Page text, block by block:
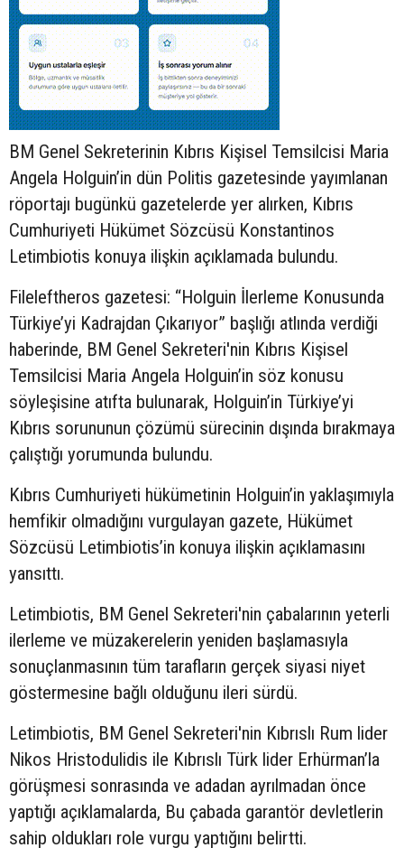
BM Genel Sekreterinin Kıbrıs Kişisel Temsilcisi Maria
Angela Holguin’in dün Politis gazetesinde yayımlanan
röportajı bugünkü gazetelerde yer alırken, Kıbrıs
Cumhuriyeti Hükümet Sözcüsü Konstantinos
Letimbiotis konuya ilişkin açıklamada bulundu.
Fileleftheros gazetesi: “Holguin İlerleme Konusunda
Türkiye’yi Kadrajdan Çıkarıyor” başlığı atlında verdiği
haberinde, BM Genel Sekreteri'nin Kıbrıs Kişisel
Temsilcisi Maria Angela Holguin’in söz konusu
söyleşisine atıfta bulunarak, Holguin’in Türkiye’yi
Kıbrıs sorununun çözümü sürecinin dışında bırakmaya
çalıştığı yorumunda bulundu.
Kıbrıs Cumhuriyeti hükümetinin Holguin’in yaklaşımıyla
hemfikir olmadığını vurgulayan gazete, Hükümet
Sözcüsü Letimbiotis’in konuya ilişkin açıklamasını
yansıttı.
Letimbiotis, BM Genel Sekreteri'nin çabalarının yeterli
ilerleme ve müzakerelerin yeniden başlamasıyla
sonuçlanmasının tüm tarafların gerçek siyasi niyet
göstermesine bağlı olduğunu ileri sürdü.
Letimbiotis, BM Genel Sekreteri'nin Kıbrıslı Rum lider
Nikos Hristodulidis ile Kıbrıslı Türk lider Erhürman’la
görüşmesi sonrasında ve adadan ayrılmadan önce
yaptığı açıklamalarda, Bu çabada garantör devletlerin
sahip oldukları role vurgu yaptığını belirtti.